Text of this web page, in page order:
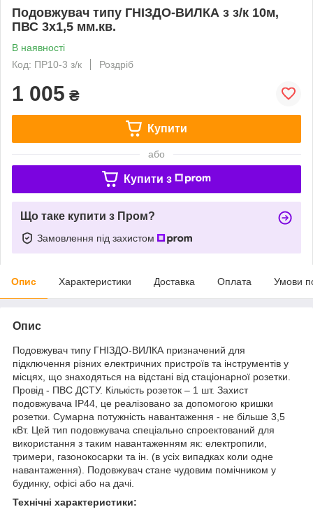
Подовжувач типу ГНІЗДО-ВИЛКА з з/к 10м,
ПВС 3x1,5 мм.кв.
В наявності
Код: ПР10-3 з/к
Роздріб
1 005 ₴
Купити
або
Купити з
Що таке купити з Пром?
Замовлення під захистом
Опис Характеристики Доставка Оплата Умови
Опис
Подовжувач типу ГНІЗДО-ВИЛКА призначений для
підключення різних електричних пристроїв та інструментів у
місцях, що знаходяться на відстані від стаціонарної розетки.
Провід - ПВС ДСТУ. Кількість розеток – 1 шт. Захист
подовжувача IP44, це реалізовано за допомогою кришки
розетки. Сумарна потужність навантаження - не більше 3,5
кВт. Цей тип подовжувача спеціально спроектований для
використання з таким навантаженням як: електропили,
тримери, газонокосарки та ін. (в усіх випадках коли одне
навантаження). Подовжувач стане чудовим помічником у
будинку, офісі або на дачі.
Технічні характеристики: